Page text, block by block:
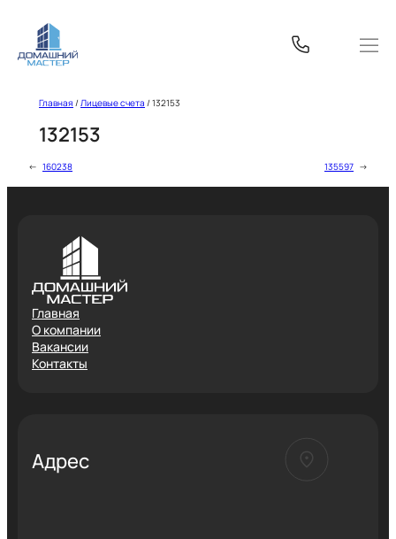
содержимому
Главная / Лицевые счета / 132153
132153
← 160238 135597 →
Главная
О компании
Вакансии
Контакты
Адрес